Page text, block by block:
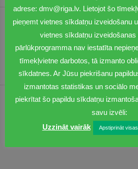
1201
dmv@riga.lv
Pirmdiena Otrdiena Trešdiena
adrese: dmv@riga.lv. Lietojot šo
pieņemt vietnes sīkdatņu izveidošanu
vietnes sīkdatņu
pārlūkprogramma nav iestatīta
tīmekļvietne darbotos, tā izmanto
sīkdatnes. Ar Jūsu piekrišanu
izmantotas statistikas un sociālo
piekrītat šo papildu sīkdatņu
savu izvēli:
Uzzināt vairāk
Apstiprināt visas